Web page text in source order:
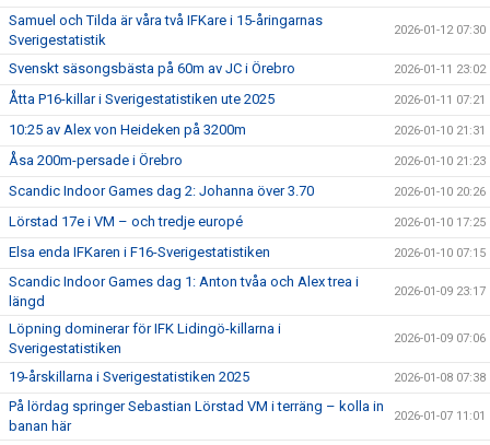
Samuel och Tilda är våra två IFKare i 15-åringarnas
Sverigestatistik
2026-01-12 07:30
Svenskt säsongsbästa på 60m av JC i Örebro 2026-01-11 23:02
Åtta P16-killar i Sverigestatistiken ute 2025 2026-01-11 07:21
10:25 av Alex von Heideken på 3200m 2026-01-10 21:31
Åsa 200m-persade i Örebro 2026-01-10 21:23
Scandic Indoor Games dag 2: Johanna över 3.70 2026-01-10 20:26
Lörstad 17e i VM – och tredje europé 2026-01-10 17:25
Elsa enda IFKaren i F16-Sverigestatistiken 2026-01-10 07:15
Scandic Indoor Games dag 1: Anton tvåa och Alex trea i
längd
2026-01-09 23:17
Löpning dominerar för IFK Lidingö-killarna i
Sverigestatistiken
2026-01-09 07:06
19-årskillarna i Sverigestatistiken 2025 2026-01-08 07:38
På lördag springer Sebastian Lörstad VM i terräng – kolla in
banan här
2026-01-07 11:01